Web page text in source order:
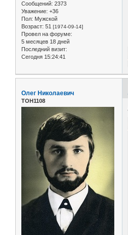
Сообщений: 2373
Уважение: +36
Пол: Мужской
Возраст: 51 [1974-09-14]
Провел на форуме:
5 месяцев 18 дней
Последний визит:
Сегодня 15:24:41
Олег Николаевич
ТОН1108